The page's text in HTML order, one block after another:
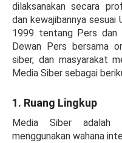
dilaksanakan secara
dan kewajibannya sesuai
1999 tentang Pers dan
Dewan Pers bersama
siber, dan masyarakat
Media Siber sebagai
1. Ruang Lingkup
Media Siber adalah
menggunakan wahana